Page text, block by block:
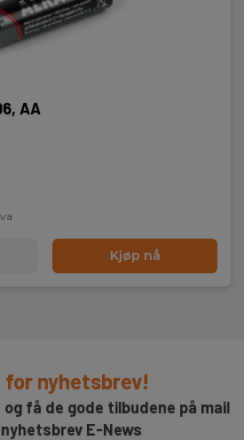
AA
Kjøp nå
nyhetsbrev!
få de gode tilbudene på mail
E-News